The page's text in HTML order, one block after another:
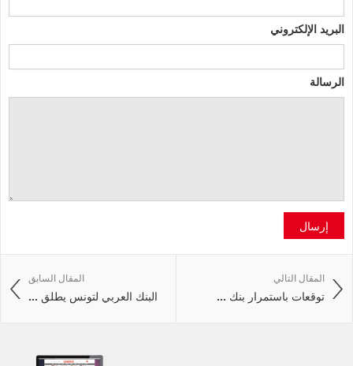
البريد الإلكتروني
الرسالة
إرسال
المقال السابق
البنك العربي لتونس يطلق ...
المقال التالي
توقعات باستمرار بنك ...